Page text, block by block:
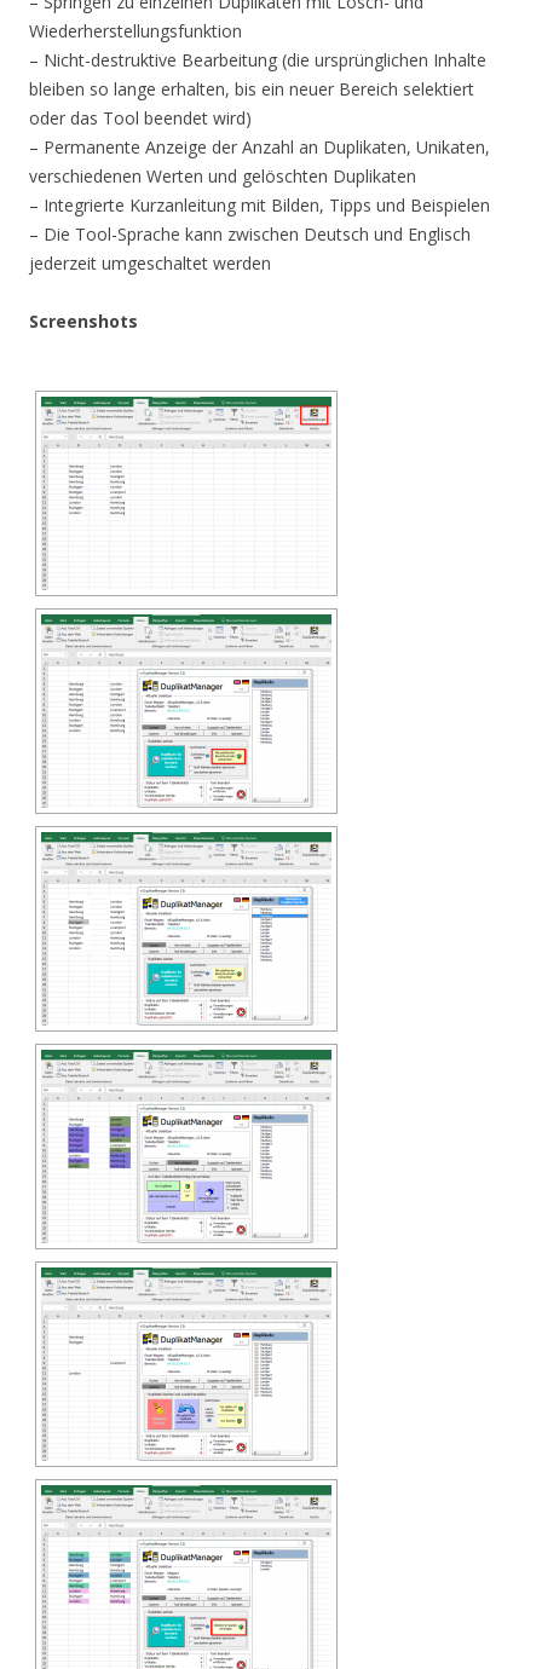
Wiederherstellungsfunktion
– Nicht-destruktive Bearbeitung (die ursprünglichen Inhalte
bleiben so lange erhalten, bis ein neuer Bereich selektiert
oder das Tool beendet wird)
– Permanente Anzeige der Anzahl an Duplikaten, Unikaten,
verschiedenen Werten und gelöschten Duplikaten
– Integrierte Kurzanleitung mit Bilden, Tipps und Beispielen
– Die Tool-Sprache kann zwischen Deutsch und Englisch
jederzeit umgeschaltet werden
Screenshots